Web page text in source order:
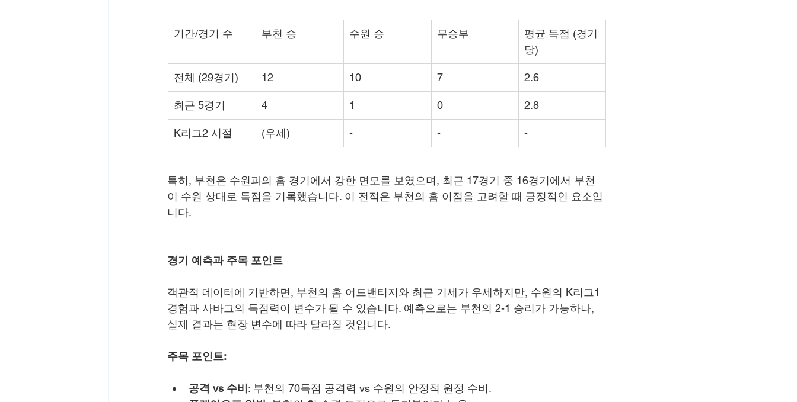
기간/경기 수 부천 승 수원 승 무승부
평균 득점 (경기
당)
전체 (29경기) 12 10 7 2.6
최근 5경기 4 1 0 2.8
K리그2 시절 (우세) - - -
특히, 부천은 수원과의 홈 경기에서 강한 면모를 보였으며, 최근 17경기 중 16경기에서 부천
이 수원 상대로 득점을 기록했습니다. 이 전적은 부천의 홈 이점을 고려할 때 긍정적인 요소입
니다.
경기 예측과 주목 포인트
객관적 데이터에 기반하면, 부천의 홈 어드밴티지와 최근 기세가 우세하지만, 수원의 K리그1
경험과 사바그의 득점력이 변수가 될 수 있습니다. 예측으로는 부천의 2-1 승리가 가능하나,
실제 결과는 현장 변수에 따라 달라질 것입니다.
주목 포인트:
공격 vs 수비 : 부천의 70득점 공격력 vs 수원의 안정적 원정 수비.